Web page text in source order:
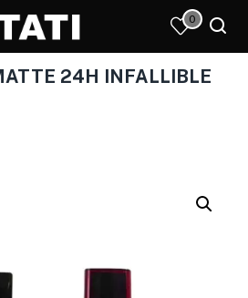
0
24H INFALLIBLE